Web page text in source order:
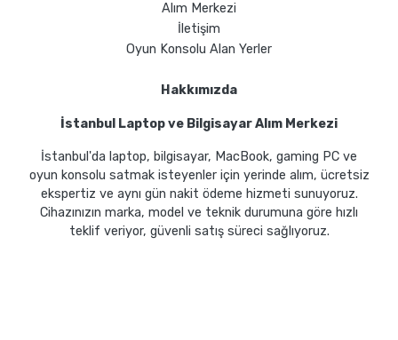
Alım Merkezi
İletişim
Oyun Konsolu Alan Yerler
Hakkımızda
İstanbul Laptop ve Bilgisayar Alım Merkezi
İstanbul'da laptop, bilgisayar, MacBook, gaming PC ve
oyun konsolu satmak isteyenler için yerinde alım, ücretsiz
ekspertiz ve aynı gün nakit ödeme hizmeti sunuyoruz.
Cihazınızın marka, model ve teknik durumuna göre hızlı
teklif veriyor, güvenli satış süreci sağlıyoruz.